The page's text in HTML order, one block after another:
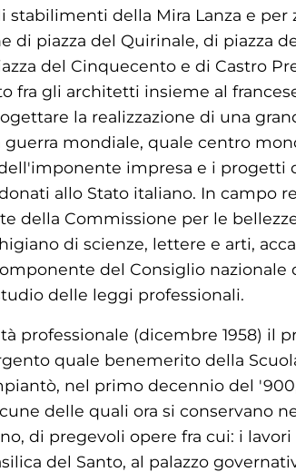
stabilimenti della Mira Lanza e
di piazza del Quirinale, di piazza
del Cinquecento e di Castro
fra gli architetti insieme al
la realizzazione di una
mondiale, quale centro
impresa e i
allo Stato italiano. In campo
della Commissione per le
di scienze, lettere e arti,
del Consiglio
delle leggi professionali.
professionale (dicembre 1958) il
quale benemerito della
nel primo decennio del
delle quali ora si conservano
di pregevoli opere fra cui: i
del Santo, al palazzo